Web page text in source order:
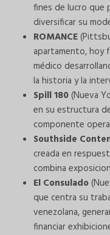
fines de lucro que
diversificar su
ROMANCE
apartamento, hoy
médico
la historia y la
Spill 180(Nueva
en su estructura
componente
Southside
creada en
combina
El Consulado
que centra su
venezolana,
financiar